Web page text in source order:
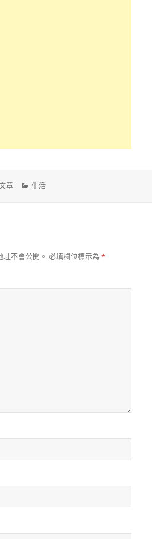
章
分
生活
不會公開。 必填欄位標示為*